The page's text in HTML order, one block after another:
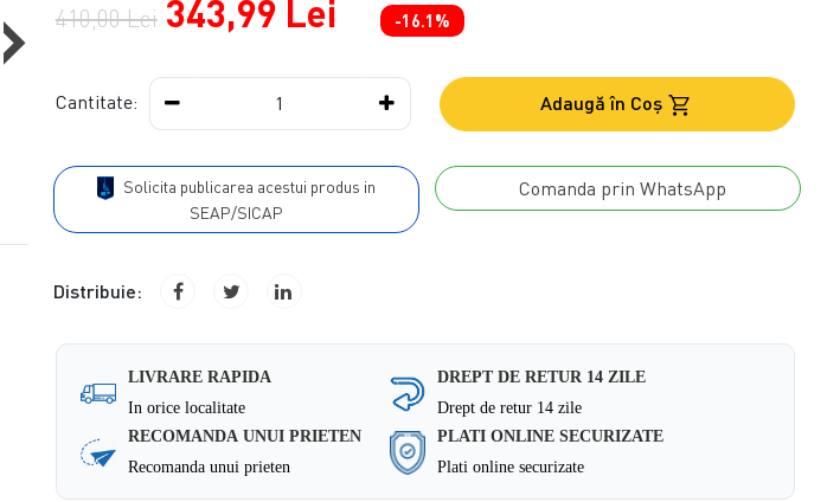
› 410,00 Lei 343,99 Lei -16.1%
Cantitate: Adaugă în Coş
SEAP/SICAP
Comanda prin WhatsApp
Distribuie:
LIVRARE RAPIDA
In orice localitate
DREPT DE RETUR 14 ZILE
Drept de retur 14 zile
RECOMANDA UNUI PRIETEN
Recomanda unui prieten
PLATI ONLINE SECURIZATE
Plati online securizate